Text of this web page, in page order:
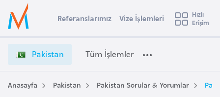
Ülke Seçimi
Başvuru yapmak istediğiniz ülkeyi seçin
Üye
Girişi
a
i
s
e
t
Referanslarımız Vize İşlemleri
Hızlı
Erişim
Pakistan Tüm İşlemler
Anasayfa Pakistan Pakistan Sorular & Yorumlar
s
t
r
a